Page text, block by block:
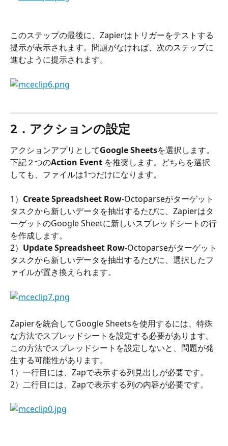
このステップの最後に、Zapierはトリガーをテストする
提示が表示されます。問題がなければ、次のステップに
進むように提示されます。
2．アクションの設定
アクションアプリとしてGoogle Sheetsを選択します。
下記２つのAction Event を推奨します。どちらを選択
しても、ファイルは1つだけになります。
1） Create Spreadsheet Row-Octoparseがターゲット
タスクから新しいデータを抽出するたびに、Zapierはタ
ーゲットのGoogle Sheetに新しいスプレッドシートの行
を作成します。
2） Update Spreadsheet Row-Octoparseがターゲット
タスクから新しいデータを抽出するたびに、選択したフ
ァイルが置き換えられます。
Zapierを統合してGoogle Sheetsを使用するには、特殊
な方法でスプレッドシートを設定する必要があります。
この方法でスプレッドシートを設定しないと、問題が発
生する可能性があります。
1）一行目には、Zapで表示する列見出しが必要です。
2）二行目には、Zapで表示する列の内容が必要です。